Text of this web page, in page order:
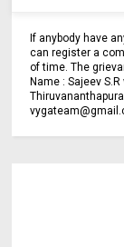
If anybody have
can register a
of time. The
Name : Sajeev